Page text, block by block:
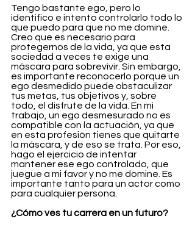
Tengo bastante ego, pero lo
identifico e intento controlarlo todo lo
que puedo para que no me domine.
Creo que es necesario para
protegernos de la vida, ya que esta
sociedad a veces te exige una
máscara para sobrevivir. Sin embargo,
es importante reconocerlo porque un
ego desmedido puede obstaculizar
tus metas, tus objetivos y, sobre
todo, el disfrute de la vida. En mi
trabajo, un ego desmesurado no es
compatible con la actuación, ya que
en esta profesión tienes que quitarte
la máscara, y de eso se trata. Por eso,
hago el ejercicio de intentar
mantener ese ego controlado, que
juegue a mi favor y no me domine. Es
importante tanto para un actor como
para cualquier persona.
¿Cómo ves tu carrera en un futuro?